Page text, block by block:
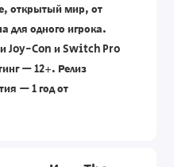
открытый мир, от
для одного игрока.
Joy-Con и Switch Pro
— 12+. Релиз
— 1 год от